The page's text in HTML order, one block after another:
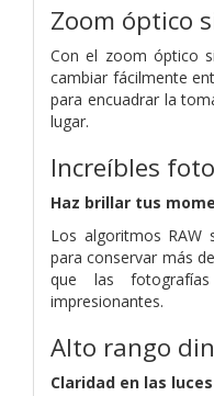
Zoom óptico
Con el zoom óptico
cambiar fácilmente
para encuadrar la
lugar.
Increíbles
Haz brillar tus
Los algoritmos RAW
para conservar más
que las
impresionantes.
Alto rango
Claridad en las